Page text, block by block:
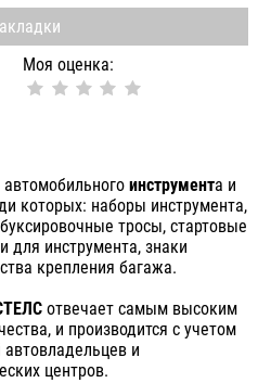
Моя оценка:
инструмента и
которых: наборы инструмента,
тросы, стартовые
для инструмента, знаки
крепления багажа.
отвечает самым высоким
и производится с учетом
автовладельцев и
центров.